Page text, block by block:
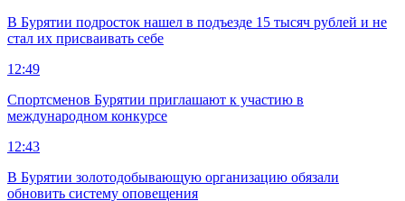
В Бурятии подросток нашел в подъезде 15 тысяч рублей и не
стал их присваивать себе
12:49
Спортсменов Бурятии приглашают к участию в
международном конкурсе
12:43
В Бурятии золотодобывающую организацию обязали
обновить систему оповещения